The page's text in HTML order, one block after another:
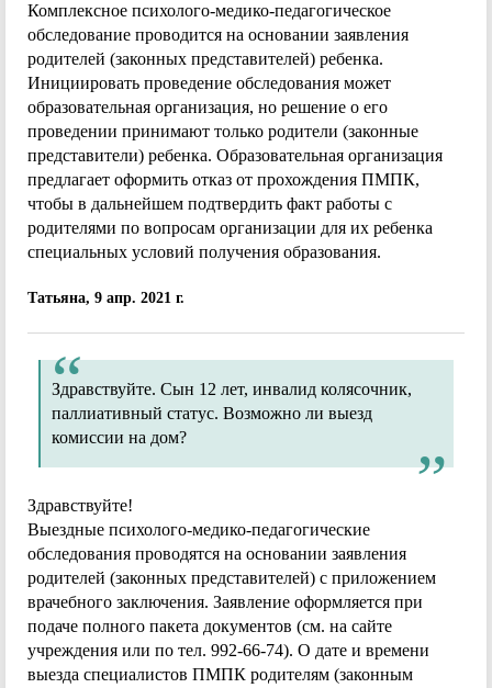
Комплексное психолого-медико-педагогическое
обследование проводится на основании заявления
родителей (законных представителей) ребенка.
Инициировать проведение обследования может
образовательная организация, но решение о его
проведении принимают только родители (законные
представители) ребенка. Образовательная организация
предлагает оформить отказ от прохождения ПМПК,
чтобы в дальнейшем подтвердить факт работы с
родителями по вопросам организации для их ребенка
специальных условий получения образования.
Татьяна, 9 апр. 2021 г.
Здравствуйте. Сын 12 лет, инвалид колясочник,
паллиативный статус. Возможно ли выезд
комиссии на дом?
Здравствуйте!
Выездные психолого-медико-педагогические
обследования проводятся на основании заявления
родителей (законных представителей) с приложением
врачебного заключения. Заявление оформляется при
подаче полного пакета документов (см. на сайте
учреждения или по тел. 992-66-74). О дате и времени
выезда специалистов ПМПК родителям (законным